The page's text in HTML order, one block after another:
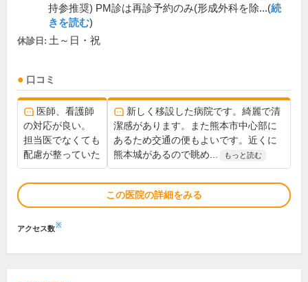
持参推奨) PM診は再診予約のみ(形成外科を除...(続
きを読む)
休診日: 土～日・祝
口コミ
医師、看護師
の対応が良い。
担当医でなくても
配慮が整っていた
新しく移設した病院です。綺麗で清
潔感があります。また熊本市中心部に
あるため交通の便もよいです。近くに
熊本城があるので眺め...
もっと読む
この医院の詳細をみる
アクセス数※